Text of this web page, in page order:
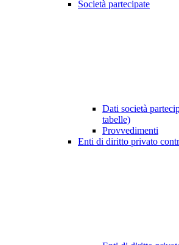
Società partecipate
Dati società
tabelle)
Provvedimenti
Enti di diritto privato